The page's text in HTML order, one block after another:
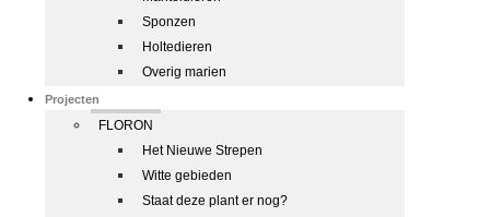
Sponzen
Holtedieren
Overig marien
Projecten
FLORON
Het Nieuwe Strepen
Witte gebieden
Staat deze plant er nog?